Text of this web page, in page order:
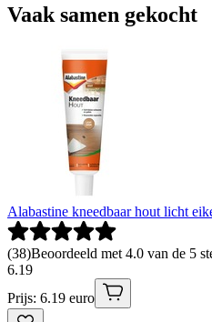
Vaak samen gekocht
Alabastine kneedbaar hout licht
(38)Beoordeeld met 4.0 van de 5
6.19
Prijs: 6.19 euro